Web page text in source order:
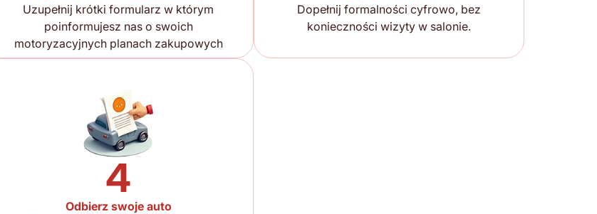
Uzupełnij krótki formularz w którym
poinformujesz nas o swoich
motoryzacyjnych planach zakupowych
Dopełnij formalności cyfrowo, bez
konieczności wizyty w salonie.
4
Odbierz swoje auto